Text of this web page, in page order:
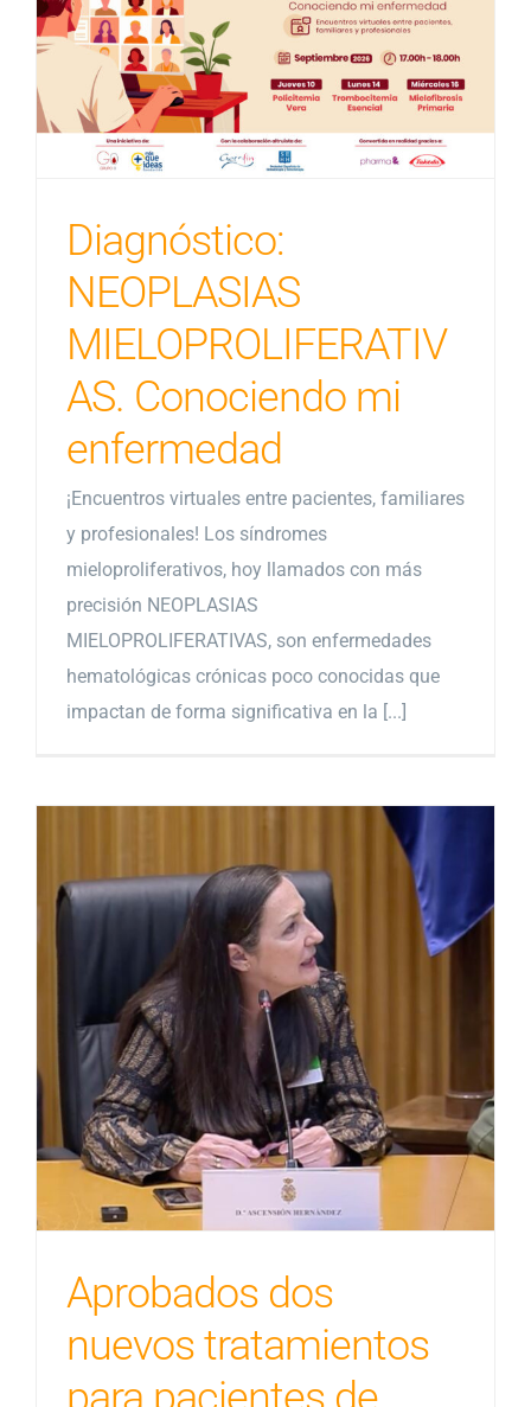
Diagnóstico:
NEOPLASIAS
MIELOPROLIFERATIV
AS. Conociendo mi
enfermedad
¡Encuentros virtuales entre pacientes, familiares
y profesionales! Los síndromes
mieloproliferativos, hoy llamados con más
precisión NEOPLASIAS
MIELOPROLIFERATIVAS, son enfermedades
hematológicas crónicas poco conocidas que
impactan de forma significativa en la [...]
Aprobados dos
nuevos tratamientos